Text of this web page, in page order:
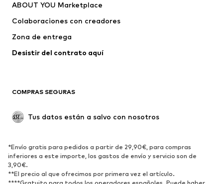
ABOUT YOU Marketplace
Colaboraciones con creadores
Zona de entrega
Desistir del contrato aquí
COMPRAS SEGURAS
Tus datos están a salvo con nosotros
*Envío gratis para pedidos a partir de 29,90€, para compras
inferiores a este importe, los gastos de envío y servicio son de
3,90€.
**El precio al que ofrecimos por primera vez el artículo.